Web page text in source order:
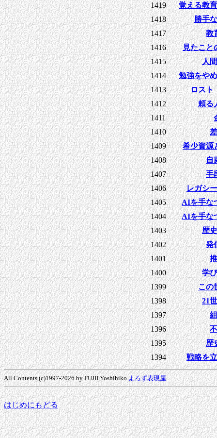
1419
覚える教
1418
勝手
1417
教
1416
見たこと
1415
人
1414
勉強をや
1413
ロスト
1412
頼る
1411
1410
1409
希少資源
1408
自
1407
手
1406
レガシ
1405
AIを手な
1404
AIを手な
1403
歴
1402
発
1401
1400
学
1399
この
1398
21
1397
1396
1395
歴
1394
戦略を
All Contents (c)1997-2026 by FUJII Yoshihikoよろず表現屋
はじめにもどる